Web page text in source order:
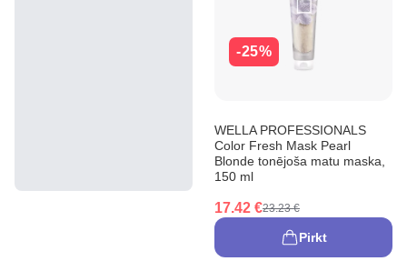
-25%
WELLA PROFESSIONALS
Color Fresh Mask Pearl
Blonde tonējoša matu maska,
150 ml
17.42 €23.23 €
Pirkt